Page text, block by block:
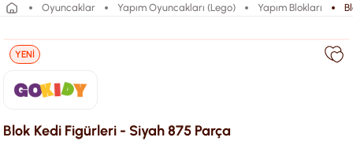
Oyuncaklar Yapım Oyuncakları (Lego) Yapım Blokları
YENİ
Blok Kedi Figürleri - Siyah 875 Parça